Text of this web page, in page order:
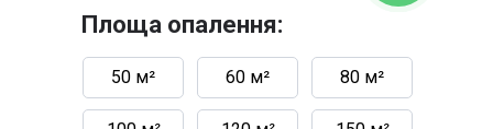
50 м² 60 м² 80 м²
Площа опалення: